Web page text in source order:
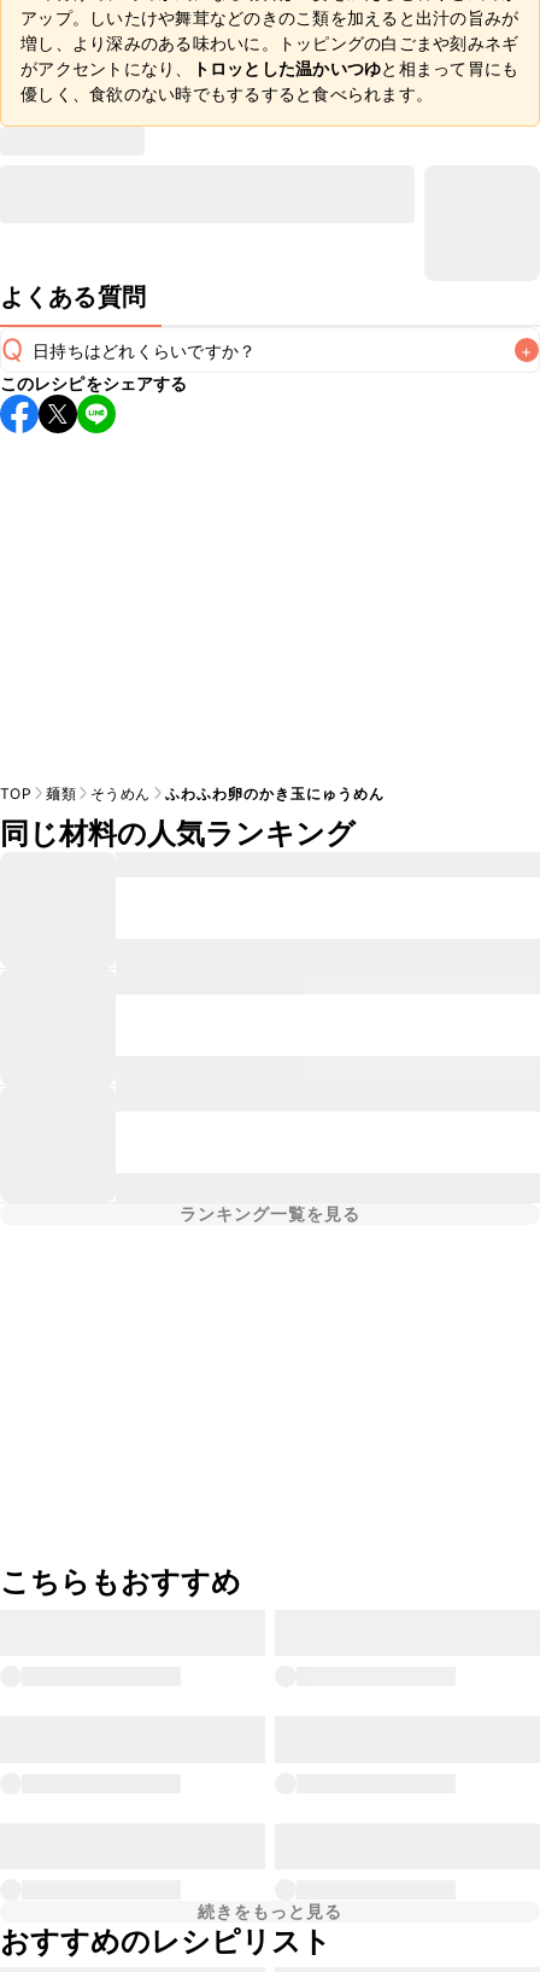
アップ。しいたけや舞茸などのきのこ類を加えると出汁の旨みが
増し、より深みのある味わいに。トッピングの白ごまや刻みネギ
がアクセントになり、
トロッとした温かいつゆと相まって胃にも
優しく、食欲のない時でもするすると食べられます。
よくある質問
Q 日持ちはどれくらいですか？ +
こちらのレシピは出来たてをお召し上がりいただくことをお
すすめします。
このレシピをシェアする
TOP 麺類 そうめん ふわふわ卵のかき玉にゅうめん
同じ材料の人気ランキング
ランキング一覧を見る
こちらもおすすめ
続きをもっと見る
おすすめのレシピリスト